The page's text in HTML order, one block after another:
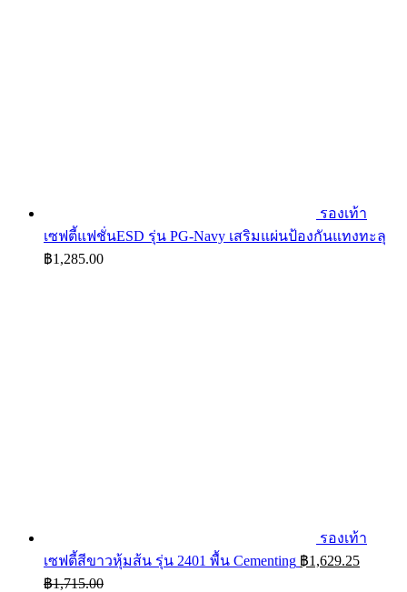
รองเท้า
เซฟตี้แฟชั่นESD รุ่น PG-Navy เสริมแผ่นป้องกันแทงทะลุ
฿1,285.00
รองเท้า
เซฟตี้สีขาวหุ้มส้น รุ่น 2401 พื้น Cementing ฿1,629.25
฿1,715.00